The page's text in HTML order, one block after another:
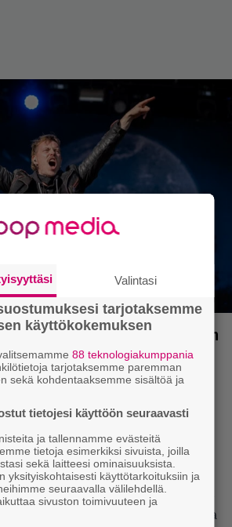
Moon Shot uskoo lujaan
biisejä ole tehty rennosti
jonka jäsenillä on aiempien
Disco Ensemblen ja Children Of
levyttävästä
yli 100 vuotta. Ryhmän
osoittaa, että kaiken eletyn
nykyhetkeen syntyy yhtä aikaa
Valintasi
tarjotaksemme
käyttökokemuksen
88 teknologiakumppania
tarjotaksemme paremman
sekä kohdentaaksemme sisältöä ja
tietojesi käyttöön seuraavasti
ja tallennamme evästeitä
tietoja esimerkiksi sivuista, joilla
sekä laitteesi ominaisuuksista.
yksityiskohtaisesti käyttötarkoituksiin ja
seuraavalla välilehdellä.
sivuston toimivuuteen ja